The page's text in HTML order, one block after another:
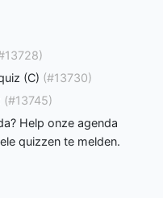
(C) (#13730)
(#13745)
Help onze agenda
quizzen te melden.